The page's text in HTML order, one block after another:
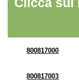
800817000
800817003